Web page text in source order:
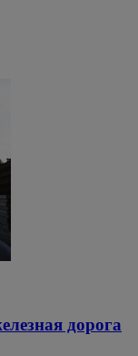
дорога